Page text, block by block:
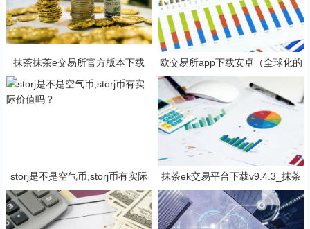
抹茶抹茶e交易所官方版本下载
欧交易所app下载安卓（全球化的
数字货币交易所）
storj是不是空气币,storj币有实际
价值吗？
抹茶ek交易平台下载v9.4.3_抹茶
交易软件免费下载